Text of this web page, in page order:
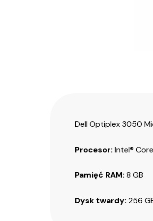
Dell Optiplex 3050
Procesor:Intel®
Pamięć RAM:8 GB
Dysk twardy:256